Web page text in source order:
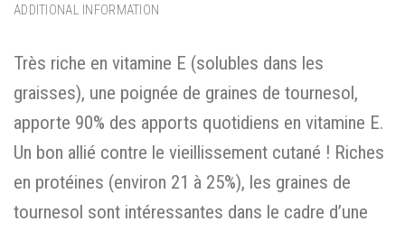
ADDITIONAL INFORMATION
Très riche en vitamine E (solubles dans les
graisses), une poignée de graines de tournesol,
apporte 90% des apports quotidiens en vitamine E.
Un bon allié contre le vieillissement cutané ! Riches
en protéines (environ 21 à 25%), les graines de
tournesol sont intéressantes dans le cadre d’une